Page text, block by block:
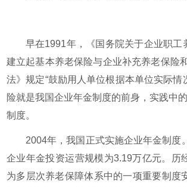
早在1991年，《国务院关于企业职工
建立起基本养老保险与企业补充养老保险
法》规定“鼓励用人单位根据本单位实际
险就是我国企业年金制度的前身，实践中
制度。
2004年，我国正式实施企业年金制度
企业年金投资运营规模为3.19万亿元。历
为多层次养老保障体系中的一项重要制